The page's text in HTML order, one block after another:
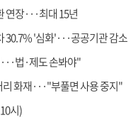
연장···최대 15년
30.7% '심화'···공공기관 감소
법·제도 손봐야"
화재···"부풀면 사용 중지"
시)